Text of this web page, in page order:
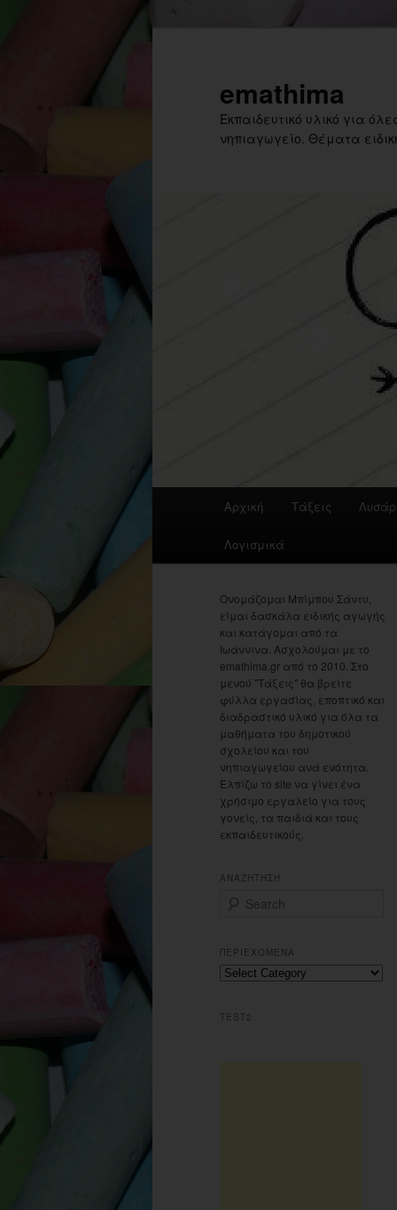
emathima
Εκπαιδευτικό υλικό για
νηπιαγωγείο. Θέματα
Αρχική Τάξεις
Λογισμικά
Ονομάζομαι Μπίμπου Σάντυ,
είμαι δασκάλα ειδικής αγωγής
και κατάγομαι από τα
Ιωάννινα. Ασχολούμαι με το
emathima.gr από το 2010. Στο
μενού "Τάξεις" θα βρείτε
φύλλα εργασίας, εποπτικό και
διαδραστικό υλικό για όλα τα
μαθήματα του δημοτικού
σχολείου και του
νηπιαγωγείου ανά ενότητα.
Ελπίζω το site να γίνει ένα
χρήσιμο εργαλείο για τους
γονείς, τα παιδιά και τους
εκπαιδευτικούς.
ΑΝΑΖΗΤΗΣΗ
r
c
h
ΠΕΡΙΕΧΟΜΕΝΑ
Περιεχομενα
TEST2